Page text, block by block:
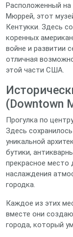
Расположенный на
Мюррей, этот
Кентукки. Здесь
коренных
войне и развитии
отличная
этой части США.
(Downtown
Прогулка по
Здесь
уникальной
бутики,
прекрасное место
наслаждения
городка.
Каждое из этих
вместе они
города, который